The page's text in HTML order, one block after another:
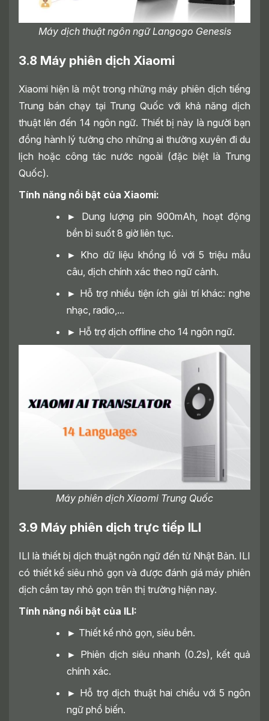
Máy dịch thuật ngôn ngữ Langogo Genesis
3.8 Máy phiên dịch Xiaomi
Xiaomi hiện là một trong những máy phiên dịch tiếng
Trung bán chạy tại Trung Quốc với khả năng dịch
thuật lên đến 14 ngôn ngữ. Thiết bị này là người bạn
đồng hành lý tưởng cho những ai thường xuyên đi du
lịch hoặc công tác nước ngoài (đặc biệt là Trung
Quốc).
Tính năng nổi bật của Xiaomi:
► Dung lượng pin 900mAh, hoạt động
bền bỉ suốt 8 giờ liên tục.
► Kho dữ liệu khổng lồ với 5 triệu mẫu
câu, dịch chính xác theo ngữ cảnh.
► Hỗ trợ nhiều tiện ích giải trí khác: nghe
nhạc, radio,...
► Hỗ trợ dịch offline cho 14 ngôn ngữ.
Máy phiên dịch Xiaomi Trung Quốc
3.9 Máy phiên dịch trực tiếp ILI
ILI là thiết bị dịch thuật ngôn ngữ đến từ Nhật Bản. ILI
có thiết kế siêu nhỏ gọn và được đánh giá máy phiên
dịch cầm tay nhỏ gọn trên thị trường hiện nay.
Tính năng nổi bật của ILI:
► Thiết kế nhỏ gọn, siêu bền.
► Phiên dịch siêu nhanh (0.2s), kết quả
chính xác.
► Hỗ trợ dịch thuật hai chiều với 5 ngôn
ngữ phổ biến.